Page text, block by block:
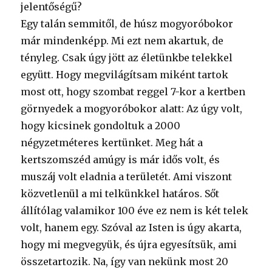
jelentőségű?
Egy talán semmitől, de húsz mogyoróbokor
már mindenképp. Mi ezt nem akartuk, de
tényleg. Csak úgy jött az életünkbe telekkel
együtt. Hogy megvilágítsam miként tartok
most ott, hogy szombat reggel 7-kor a kertben
görnyedek a mogyoróbokor alatt: Az úgy volt,
hogy kicsinek gondoltuk a 2000
négyzetméteres kertünket. Meg hát a
kertszomszéd amúgy is már idős volt, és
muszáj volt eladnia a területét. Ami viszont
közvetlenül a mi telkünkkel határos. Sőt
állítólag valamikor 100 éve ez nem is két telek
volt, hanem egy. Szóval az Isten is úgy akarta,
hogy mi megvegyük, és újra egyesítsük, ami
összetartozik. Na, így van nekünk most 20